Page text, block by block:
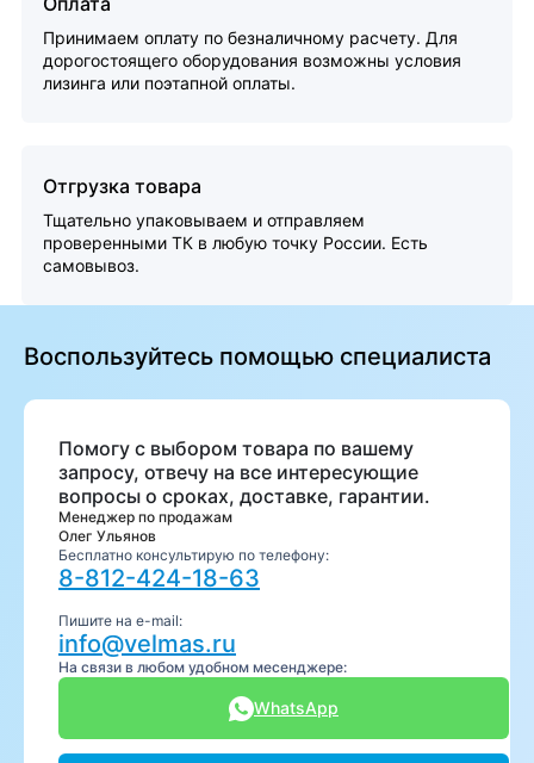
Принимаем оплату по безналичному расчету. Для
дорогостоящего оборудования возможны условия
лизинга или поэтапной оплаты.
Отгрузка товара
Тщательно упаковываем и отправляем
проверенными ТК в любую точку России. Есть
самовывоз.
Воспользуйтесь помощью специалиста
Помогу с выбором товара по вашему
запросу, отвечу на все интересующие
вопросы о сроках, доставке, гарантии.
Менеджер по продажам
Олег Ульянов
Бесплатно консультирую по телефону:
8-812-424-18-63
Пишите на e-mail:
info@velmas.ru
На связи в любом удобном месенджере:
WhatsApp